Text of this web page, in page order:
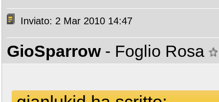
Inviato: 2 Mar 2010 14:47
GioSparrow - Foglio Rosa